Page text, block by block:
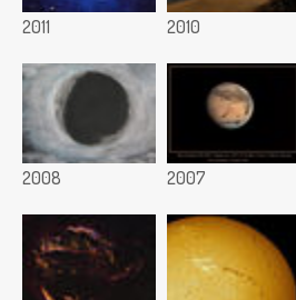
2011 2010
2008 2007